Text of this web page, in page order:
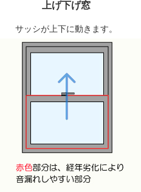
上げ下げ窓
サッシが上下に動きます。